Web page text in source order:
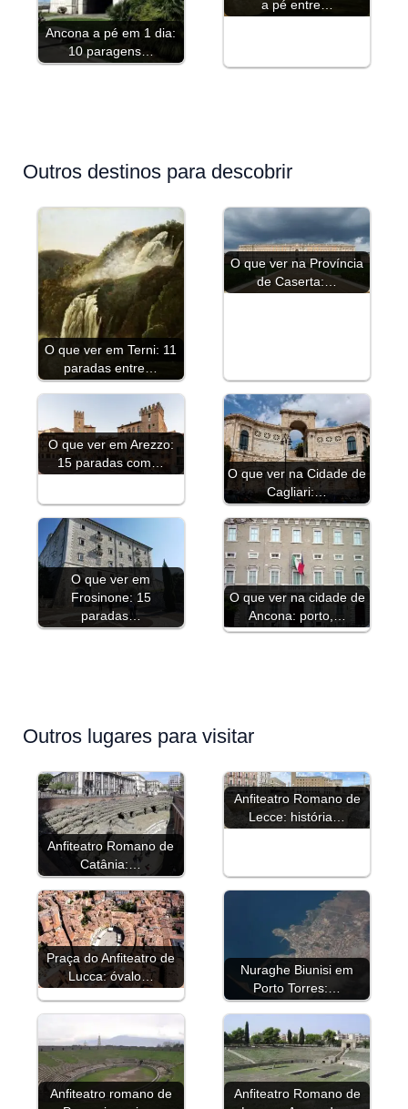
Ancona a pé em 1 dia:
10 paragens…
a pé entre…
Outros destinos para descobrir
O que ver em Terni: 11
paradas entre…
O que ver na Província
de Caserta:…
O que ver em Arezzo:
15 paradas com…
O que ver na Cidade de
Cagliari:…
O que ver em
Frosinone: 15
paradas…
O que ver na cidade de
Ancona: porto,…
Outros lugares para visitar
Anfiteatro Romano de
Catânia:…
Anfiteatro Romano de
Lecce: história…
Praça do Anfiteatro de
Lucca: óvalo…
Nuraghe Biunisi em
Porto Torres:…
Anfiteatro romano de
Anfiteatro Romano de